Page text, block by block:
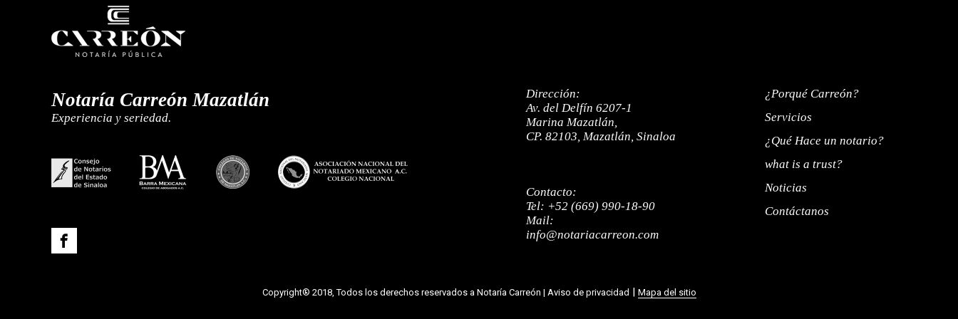
Notaría Carreón Mazatlán
Experiencia y seriedad.
Dirección:
Av. del Delfín 6207-1
Marina Mazatlán,
CP. 82103, Mazatlán, Sinaloa
Contacto:
Tel: +52 (669) 990-18-90
Mail:
info@notariacarreon.com
¿Porqué Carreón?
Servicios
¿Qué Hace un notario?
what is a trust?
Noticias
Contáctanos
Copyright® 2018, Todos los derechos reservados a Notaría Carreón | Aviso de privacidad Mapa del sitio